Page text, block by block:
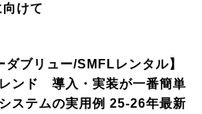
けて
ダブリュー/SMFLレンタル】
ンド 導入・実装が一番簡単
ステムの実用例 25-26年最新